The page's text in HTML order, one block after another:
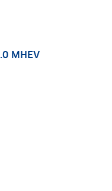
1.0 mhev, 92 kW,
MHEV